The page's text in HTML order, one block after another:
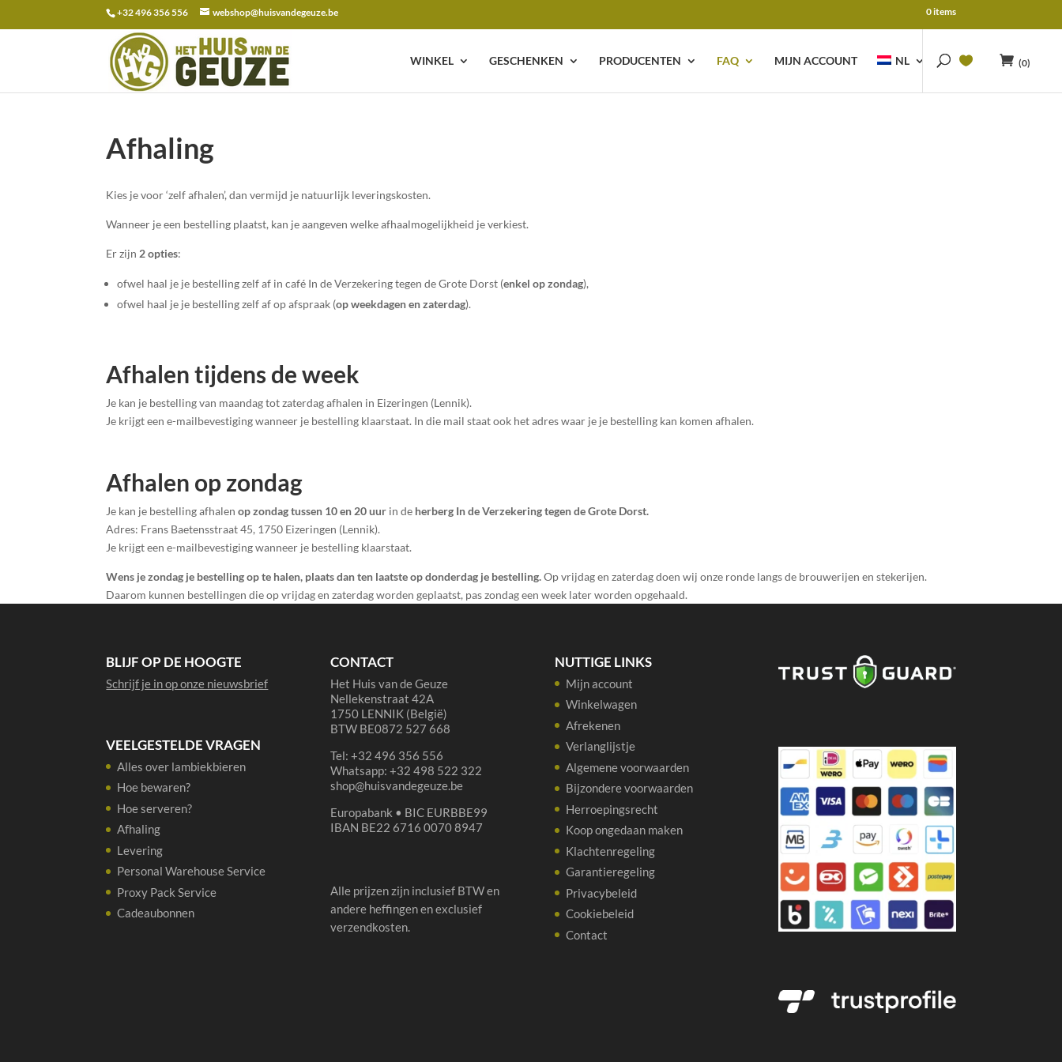
+32 496 356 556 webshop@huisvandegeuze.be 0 items
WINKEL GESCHENKEN PRODUCENTEN FAQ MIJN ACCOUNT NL (0)
Zoeken
naar:
Afhaling
Kies je voor ‘zelf afhalen’, dan vermijd je natuurlijk leveringskosten.
Wanneer je een bestelling plaatst, kan je aangeven welke afhaalmogelijkheid je verkiest.
Er zijn 2 opties:
ofwel haal je je bestelling zelf af in café In de Verzekering tegen de Grote Dorst (enkel op zondag),
ofwel haal je je bestelling zelf af op afspraak (op weekdagen en zaterdag).
Afhalen tijdens de week
Je kan je bestelling van maandag tot zaterdag afhalen in Eizeringen (Lennik).
Je krijgt een e-mailbevestiging wanneer je bestelling klaarstaat. In die mail staat ook het adres waar je je bestelling kan komen afhalen.
Afhalen op zondag
Je kan je bestelling afhalenop zondag tussen 10 en 20 uur in de herberg In de Verzekering tegen de Grote Dorst.
Adres: Frans Baetensstraat 45, 1750 Eizeringen (Lennik).
Je krijgt een e-mailbevestiging wanneer je bestelling klaarstaat.
Wens je zondag je bestelling op te halen, plaats dan ten laatste op donderdag je bestelling.Op vrijdag en zaterdag doen wij onze ronde langs de brouwerijen en stekerijen.
Daarom kunnen bestellingen die op vrijdag en zaterdag worden geplaatst, pas zondag een week later worden opgehaald.
BLIJF OP DE HOOGTE
Schrijf je in op onze nieuwsbrief
VEELGESTELDE VRAGEN
Alles over lambiekbieren
Hoe bewaren?
Hoe serveren?
Afhaling
Levering
Personal Warehouse Service
Proxy Pack Service
Cadeaubonnen
CONTACT
Het Huis van de Geuze
Nellekenstraat 42A
1750 LENNIK (België)
BTW BE0872 527 668
Tel: +32 496 356 556
Whatsapp: +32 498 522 322
shop@huisvandegeuze.be
Europabank • BIC EURBBE99
IBAN BE22 6716 0070 8947
Alle prijzen zijn inclusief BTW en
andere heffingen en exclusief
verzendkosten.
NUTTIGE LINKS
Mijn account
Winkelwagen
Afrekenen
Verlanglijstje
Algemene voorwaarden
Bijzondere voorwaarden
Herroepingsrecht
Koop ongedaan maken
Klachtenregeling
Garantieregeling
Privacybeleid
Cookiebeleid
Contact